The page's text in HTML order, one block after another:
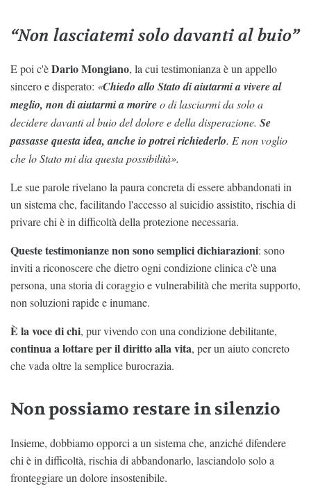
“Non lasciatemi solo davanti al buio”
E poi c'èDario Mongiano, la cui testimonianza è un appello
sincero e disperato: «Chiedo allo Stato di aiutarmi a vivere al
meglio, non di aiutarmi a morireo di lasciarmi da solo a
decidere davanti al buio del dolore e della disperazione. Se
passasse questa idea, anche io potrei richiederlo. E non voglio
che lo Stato mi dia questa possibilità».
Le sue parole rivelano la paura concreta di essere abbandonati in
un sistema che, facilitando l'accesso al suicidio assistito, rischia di
privare chi è in difficoltà della protezione necessaria.
Queste testimonianze non sono semplici dichiarazioni: sono
inviti a riconoscere che dietro ogni condizione clinica c'è una
persona, una storia di coraggio e vulnerabilità che merita supporto,
non soluzioni rapide e inumane.
È la voce di chi, pur vivendo con una condizione debilitante,
continua a lottare per il diritto alla vita, per un aiuto concreto
che vada oltre la semplice burocrazia.
Non possiamo restare in silenzio
Insieme, dobbiamo opporci a un sistema che, anziché difendere
chi è in difficoltà, rischia di abbandonarlo, lasciandolo solo a
fronteggiare un dolore insostenibile.